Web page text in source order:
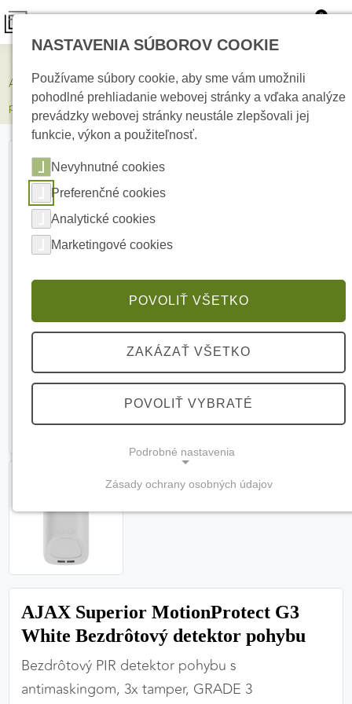
0
AJAX Superior MotionProtect G3 White Bezdrôtový detektor
pohybu
AJAX Superior MotionProtect G3
White Bezdrôtový detektor pohybu
Bezdrôtový PIR detektor pohybu s
antimaskingom, 3x tamper, GRADE 3
NASTAVENIA SÚBOROV COOKIE
Používame súbory cookie, aby sme vám umožnili
pohodlné prehliadanie webovej stránky a vďaka analýze
prevádzky webovej stránky neustále zlepšovali jej
funkcie, výkon a použiteľnosť.
Nevyhnutné cookies
Preferenčné cookies
Analytické cookies
Marketingové cookies
POVOLIŤ VŠETKO
ZAKÁZAŤ VŠETKO
POVOLIŤ VYBRATÉ
Podrobné nastavenia
Tieto cookies sú potrebné na správne fungovanie
webovej stránky a bez nich by nebolo možné
zabezpečiť jej plnú funkčnosť.
Nevyhnutné cookies
PREFERENČNÉ COOKIES
Zásady ochrany osobných údajov